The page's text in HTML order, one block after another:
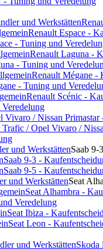
und Werkstätten
Renault Espace -
- Tuning und
Renault Laguna -
- Tuning und
Renault Mégane -
- Tuning und
Renault Scénic -
Vivaro / Nissan Primastar
Trafic / Opel Vivaro /
und WerkstättenSaab 9-3
Saab 9-3 -
Saab 9-5 -
und WerkstättenSeat
Seat Alhambra -
Veredelung
Seat Ibiza -
Seat Leon -
und WerkstättenSkoda